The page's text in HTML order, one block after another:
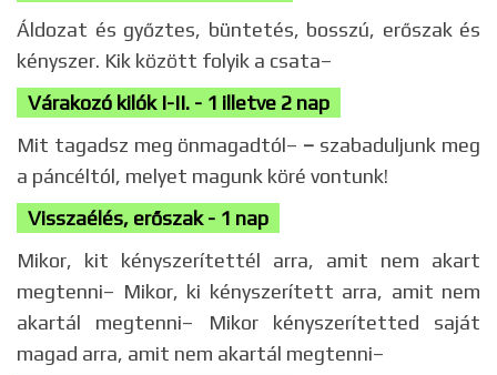
Áldozat és győztes, büntetés, bosszú, erőszak és
kényszer. Kik között folyik a csata–
Várakozó kilók I-II. - 1 illetve 2 nap
Mit tagadsz meg önmagadtól– – szabaduljunk meg
a páncéltól, melyet magunk köré vontunk!
Visszaélés, erőszak - 1 nap
Mikor, kit kényszerítettél arra, amit nem akart
megtenni– Mikor, ki kényszerített arra, amit nem
akartál megtenni– Mikor kényszerítetted saját
magad arra, amit nem akartál megtenni–